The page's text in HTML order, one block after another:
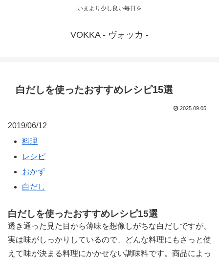
いまより少し良い毎日を
VOKKA - ヴォッカ -
白だしを使ったおすすめレシピ15選
2025.09.05
2019/06/12
料理
レシピ
おかず
白だし
白だしを使ったおすすめレシピ15選
透き通った見た目から薄味を想像しがちな白だしですが、
実は味がしっかりしているので、どんな料理にもさっと使
えて味が決まる料理にかかせない調味料です。商品によっ